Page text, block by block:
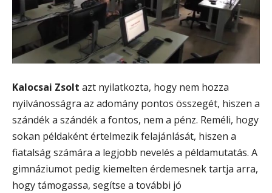
Kalocsai Zsolt azt nyilatkozta, hogy nem hozza
nyilvánosságra az adomány pontos összegét, hiszen a
szándék a szándék a fontos, nem a pénz. Reméli, hogy
sokan példaként értelmezik felajánlását, hiszen a
fiatalság számára a legjobb nevelés a példamutatás. A
gimnáziumot pedig kiemelten érdemesnek tartja arra,
hogy támogassa, segítse a további jó